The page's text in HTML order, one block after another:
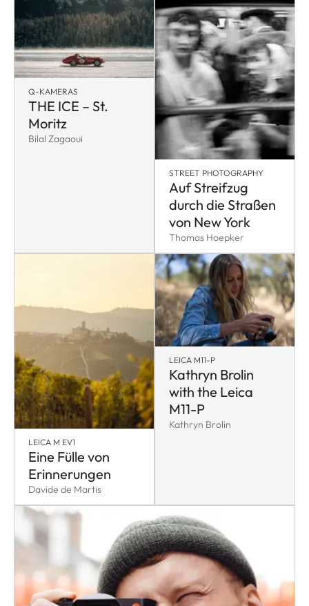
Q-KAMERAS
THE ICE – St.
Moritz
Bilal Zagaoui
STREET PHOTOGRAPHY
Auf Streifzug
durch die Straßen
von New York
Thomas Hoepker
LEICA M EV1
Eine Fülle von
Erinnerungen
Davide de Martis
LEICA M11-P
Kathryn Brolin
with the Leica
M11-P
Kathryn Brolin